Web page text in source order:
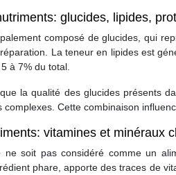
glucides, lipides,
composé de glucides, qui
La teneur en lipides est
à 7% du total.
la qualité des glucides présents
Cette combinaison
vitamines et minéraux
soit pas considéré comme un
phare, apporte des traces de